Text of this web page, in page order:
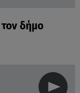
δήμο